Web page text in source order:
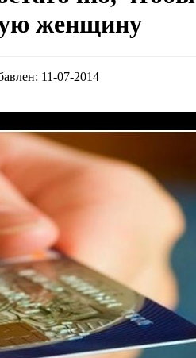
женщину
11-07-2014